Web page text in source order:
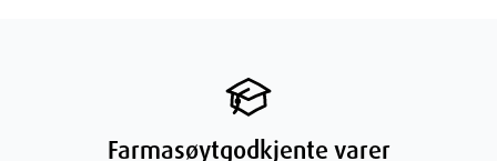
Effektive som innerhansker i kaldere perioder
Disse eksemhanskene representerer en praktisk og effektiv
Farmasøytgodkjente varer